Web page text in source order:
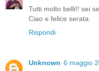
Tutti molto belli!! sei
Ciao e felice serata.
Rispondi
Unknown 6 maggio